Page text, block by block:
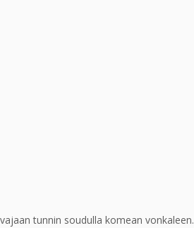
tunnin soudulla komean vonkaleen.